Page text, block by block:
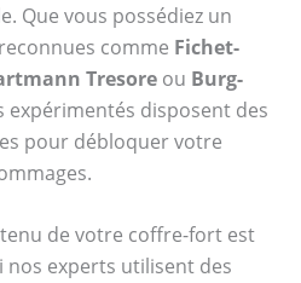
Que vous possédiez un
comme Fichet-
Tresore ou Burg-
expérimentés disposent des
pour débloquer votre
de votre coffre-fort est
nos experts utilisent des